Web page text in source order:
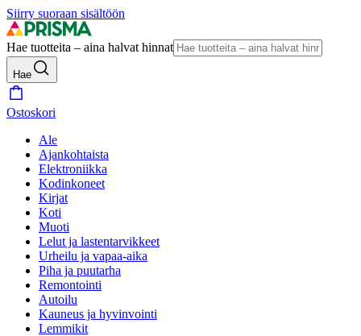
Siirry suoraan sisältöön
Hae tuotteita – aina halvat hinnat
Hae
Ostoskori
Ale
Ajankohtaista
Elektroniikka
Kodinkoneet
Kirjat
Koti
Muoti
Lelut ja lastentarvikkeet
Urheilu ja vapaa-aika
Piha ja puutarha
Remontointi
Autoilu
Kauneus ja hyvinvointi
Lemmikit